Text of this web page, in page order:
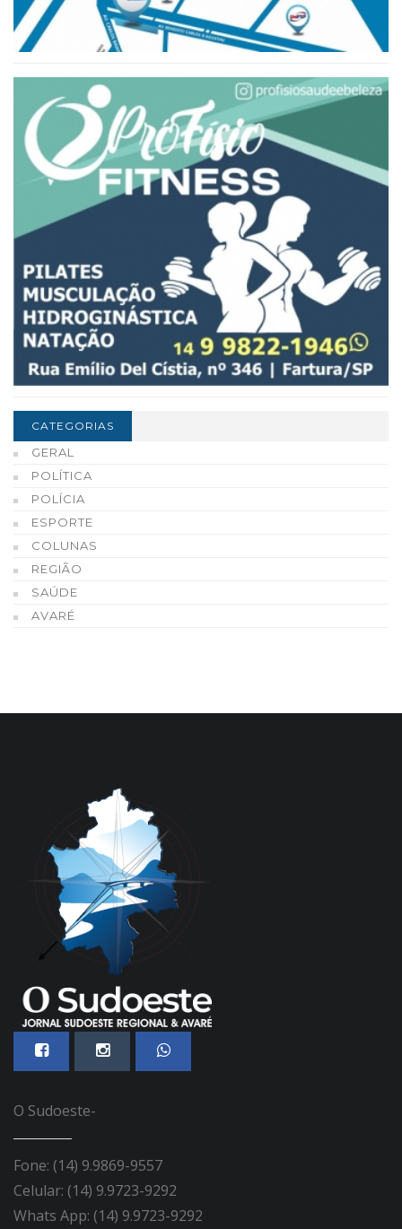
CATEGORIAS
GERAL
POLÍTICA
POLÍCIA
ESPORTE
COLUNAS
REGIÃO
SAÚDE
AVARÉ
O Sudoeste-
Fone: (14) 9.9869-9557
Celular: (14) 9.9723-9292
Whats App: (14) 9.9723-9292